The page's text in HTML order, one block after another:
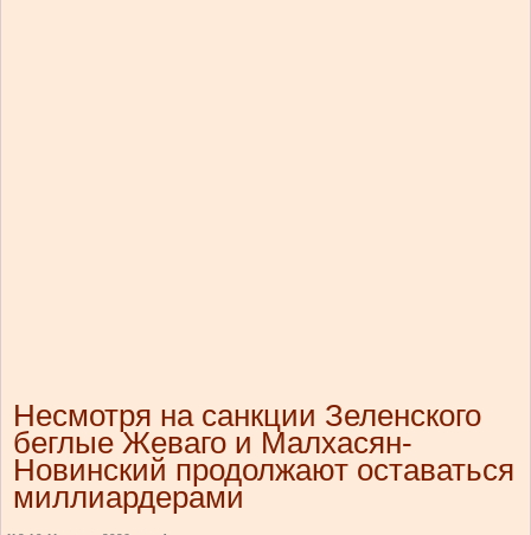
Несмотря на санкции Зеленского
беглые Жеваго и Малхасян-
Новинский продолжают оставаться
миллиардерами